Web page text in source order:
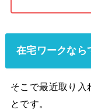
在宅ワークなら
そこで最近取り入
とです。